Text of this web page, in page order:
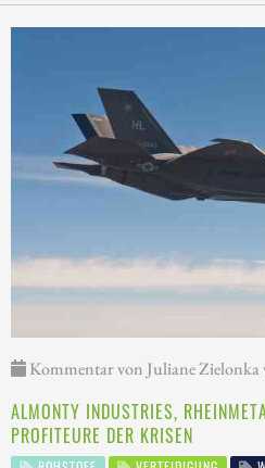
Kommentar von Juliane Zielonka
ALMONTY INDUSTRIES,
PROFITEURE DER KRISEN